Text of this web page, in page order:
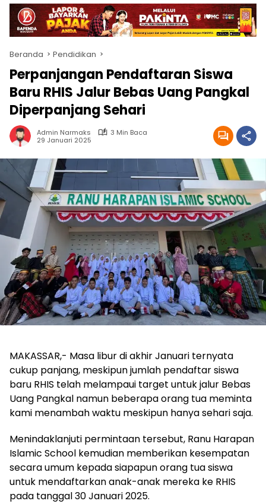
Beranda Pendidikan
Perpanjangan Pendaftaran Siswa
Baru RHIS Jalur Bebas Uang Pangkal
Diperpanjang Sehari
Admin Narmaks
3 Min Baca
29 Januari 2025
MAKASSAR,- Masa libur di akhir Januari ternyata
cukup panjang, meskipun jumlah pendaftar siswa
baru RHIS telah melampaui target untuk jalur Bebas
Uang Pangkal namun beberapa orang tua meminta
kami menambah waktu meskipun hanya sehari saja.
Menindaklanjuti permintaan tersebut, Ranu Harapan
Islamic School kemudian memberikan kesempatan
secara umum kepada siapapun orang tua siswa
untuk mendaftarkan anak-anak mereka ke RHIS
pada tanggal 30 Januari 2025.